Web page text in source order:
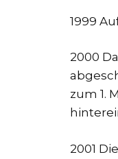
1999
2000
zum 1.
2001